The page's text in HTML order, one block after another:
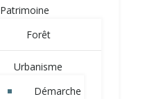
Patrimoine
Forêt
Urbanisme
Démarche